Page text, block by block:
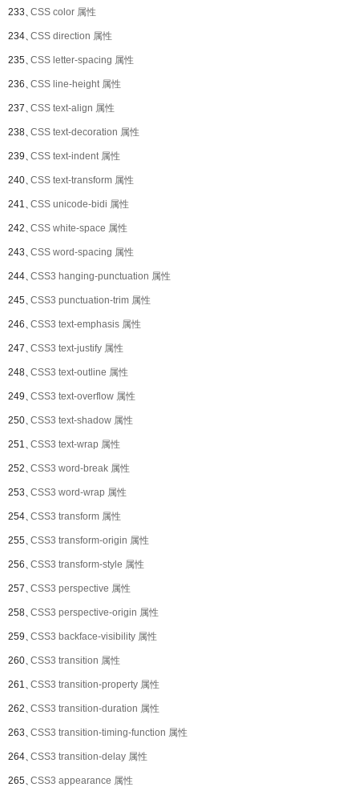
233、CSS color 属性
234、CSS direction 属性
235、CSS letter-spacing 属性
236、CSS line-height 属性
237、CSS text-align 属性
238、CSS text-decoration 属性
239、CSS text-indent 属性
240、CSS text-transform 属性
241、CSS unicode-bidi 属性
242、CSS white-space 属性
243、CSS word-spacing 属性
244、CSS3 hanging-punctuation 属性
245、CSS3 punctuation-trim 属性
246、CSS3 text-emphasis 属性
247、CSS3 text-justify 属性
248、CSS3 text-outline 属性
249、CSS3 text-overflow 属性
250、CSS3 text-shadow 属性
251、CSS3 text-wrap 属性
252、CSS3 word-break 属性
253、CSS3 word-wrap 属性
254、CSS3 transform 属性
255、CSS3 transform-origin 属性
256、CSS3 transform-style 属性
257、CSS3 perspective 属性
258、CSS3 perspective-origin 属性
259、CSS3 backface-visibility 属性
260、CSS3 transition 属性
261、CSS3 transition-property 属性
262、CSS3 transition-duration 属性
263、CSS3 transition-timing-function 属性
264、CSS3 transition-delay 属性
265、CSS3 appearance 属性